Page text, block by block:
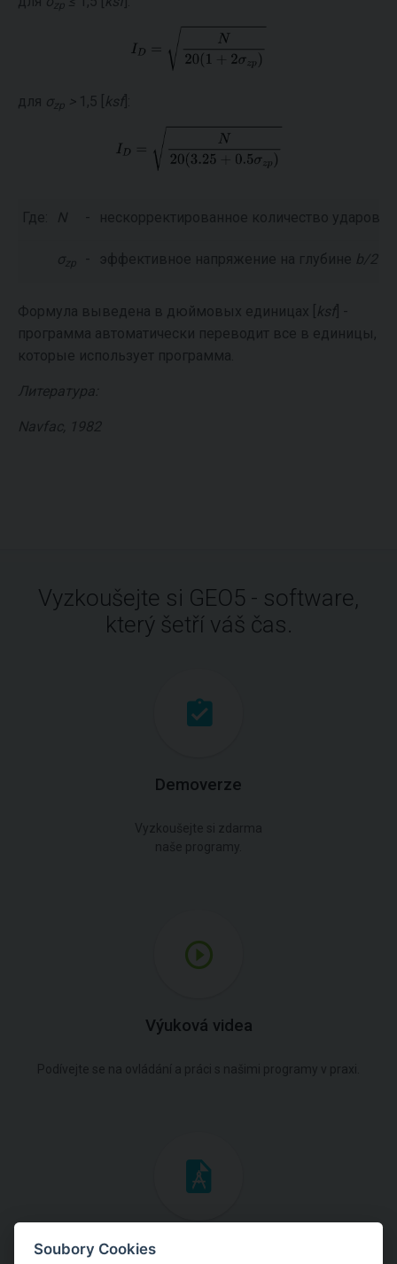
zp
для σ zp >1,5 [ ksf]:
Где: N - нескорректированное количество ударов
σzp - эффективное напряжение на глубине b/2
Формула выведена в дюймовых единицах [ ksf] -
программа автоматически переводит все в единицы,
которые использует программа.
Литература:
Navfac, 1982
Vyzkoušejte si GEO5 - software,
který šetří váš čas.
Demoverze
Vyzkoušejte si zdarma
naše programy.
Výuková videa
Podívejte se na ovládání a práci s našimi programy v praxi.
Inženýrské manuály
Soubory Cookies